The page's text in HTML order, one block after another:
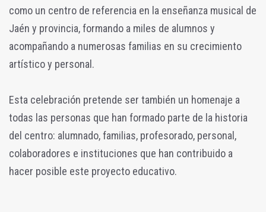
como un centro de referencia en la enseñanza musical de
Jaén y provincia, formando a miles de alumnos y
acompañando a numerosas familias en su crecimiento
artístico y personal.
Esta celebración pretende ser también un homenaje a
todas las personas que han formado parte de la historia
del centro: alumnado, familias, profesorado, personal,
colaboradores e instituciones que han contribuido a
hacer posible este proyecto educativo.